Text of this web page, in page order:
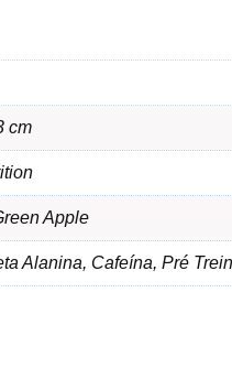
cm
Apple
Alanina, Cafeína, Pré